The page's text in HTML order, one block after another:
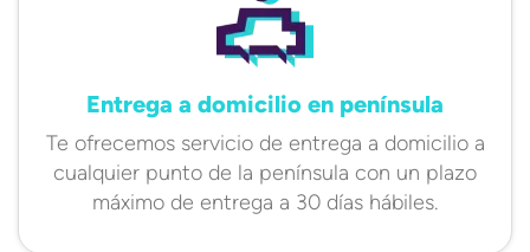
Entrega a domicilio en península
Te ofrecemos servicio de entrega a domicilio a
cualquier punto de la península con un plazo
máximo de entrega a 30 días hábiles.